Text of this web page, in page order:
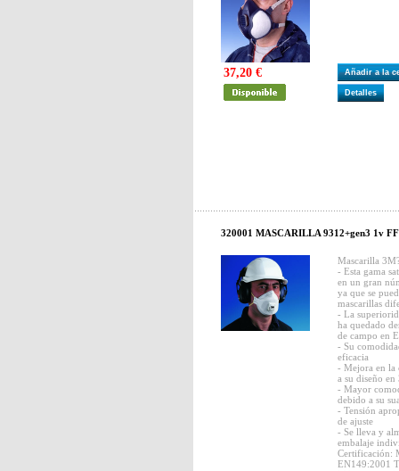
37,20 € Añadir a la
Detalles
320001 MASCARILLA 9312+gen3 1v
Mascarilla
- Esta gama
en un gran
ya que se
mascarillas
- La
ha quedado
de campo en
- Su
eficacia
- Mejora en la
a su diseño en
- Mayor
debido a su
- Tensión
de ajuste
- Se lleva y
embalaje
Certificación:
EN149:2001